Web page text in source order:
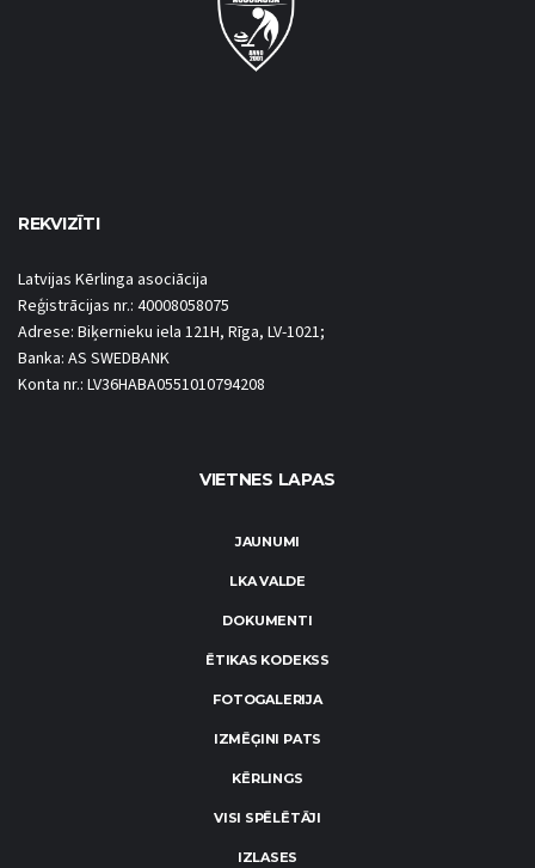
REKVIZĪTI
Latvijas Kērlinga asociācija
Reģistrācijas nr.: 40008058075
Adrese: Biķernieku iela 121H, Rīga, LV-1021;
Banka: AS SWEDBANK
Konta nr.: LV36HABA0551010794208
VIETNES LAPAS
JAUNUMI
LKA VALDE
DOKUMENTI
ĒTIKAS KODEKSS
FOTOGALERIJA
IZMĒĢINI PATS
KĒRLINGS
VISI SPĒLĒTĀJI
IZLASES